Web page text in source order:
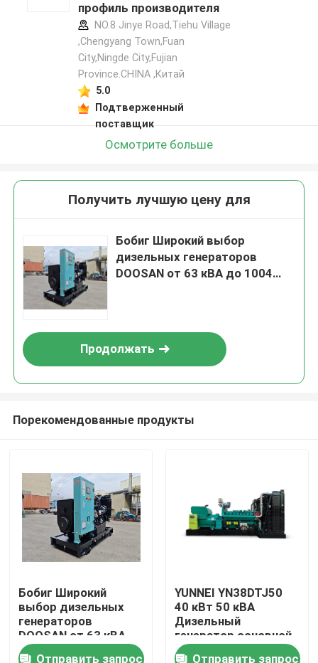
Продукты
Видео
профиль производителя
NO.8 Jinye Road,Tiehu Village
,Chengyang Town,Fuan
City,Ningde City,Fujian
Province.CHINA ,Китай
5.0
Подтверженный
поставщик
Осмотрите больше
Получить лучшую цену для
Бобиг Широкий выбор
дизельных генераторов
DOOSAN от 63 кВА до 1004
Продолжать
Порекомендованные продукты
Бобиг Широкий
выбор дизельных
генераторов
DOOSAN от 63 кВА
до 1004 кВА,
Отправить запрос
YUNNEI YN38DTJ50
40 кВт 50 кВА
Дизельный
генератор основной
мощности 50 Гц 3
Отправить запрос